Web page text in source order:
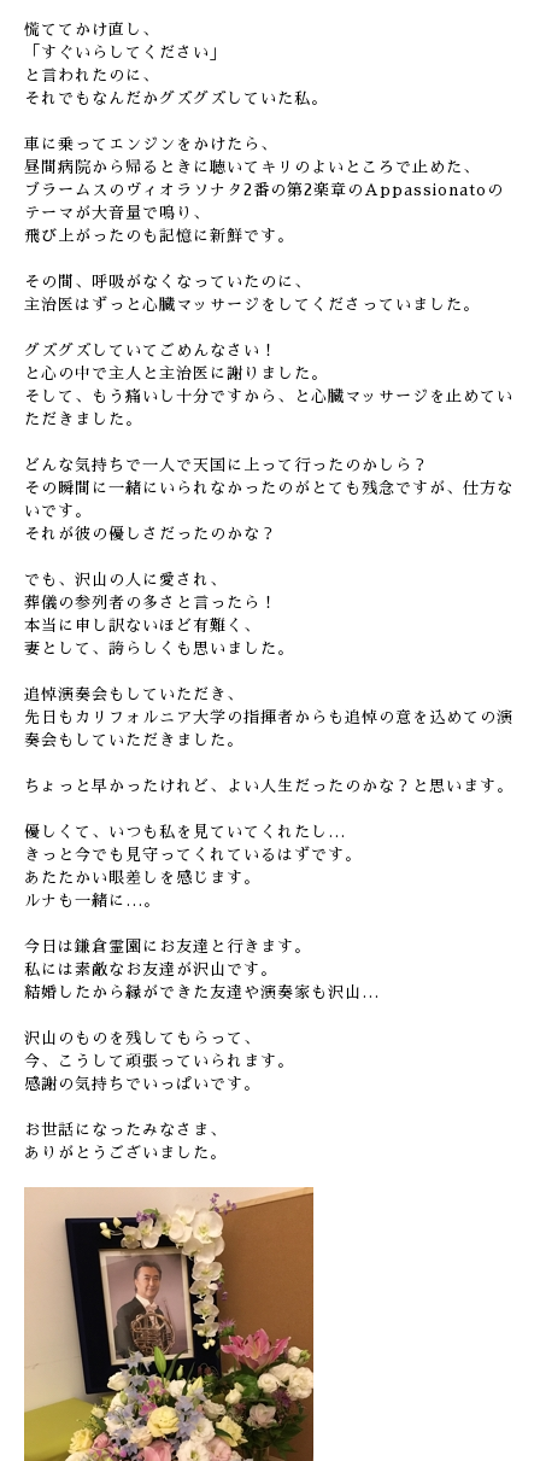
慌ててかけ直し、
「すぐいらしてください」
と言われたのに、
それでもなんだかグズグズしていた私。
車に乗ってエンジンをかけたら、
昼間病院から帰るときに聴いてキリのよいところで止めた、
ブラームスのヴィオラソナタ2番の第2楽章のAppassionatoの
テーマが大音量で鳴り、
飛び上がったのも記憶に新鮮です。
その間、呼吸がなくなっていたのに、
主治医はずっと心臓マッサージをしてくださっていました。
グズグズしていてごめんなさい！
と心の中で主人と主治医に謝りました。
そして、もう痛いし十分ですから、と心臓マッサージを止めてい
ただきました。
どんな気持ちで一人で天国に上って行ったのかしら？
その瞬間に一緒にいられなかったのがとても残念ですが、仕方な
いです。
それが彼の優しさだったのかな？
でも、沢山の人に愛され、
葬儀の参列者の多さと言ったら！
本当に申し訳ないほど有難く、
妻として、誇らしくも思いました。
追悼演奏会もしていただき、
先日もカリフォルニア大学の指揮者からも追悼の意を込めての演
奏会もしていただきました。
ちょっと早かったけれど、よい人生だったのかな？と思います。
優しくて、いつも私を見ていてくれたし…
きっと今でも見守ってくれているはずです。
あたたかい眼差しを感じます。
ルナも一緒に…。
今日は鎌倉霊園にお友達と行きます。
私には素敵なお友達が沢山です。
結婚したから縁ができた友達や演奏家も沢山…
沢山のものを残してもらって、
今、こうして頑張っていられます。
感謝の気持ちでいっぱいです。
お世話になったみなさま、
ありがとうございました。